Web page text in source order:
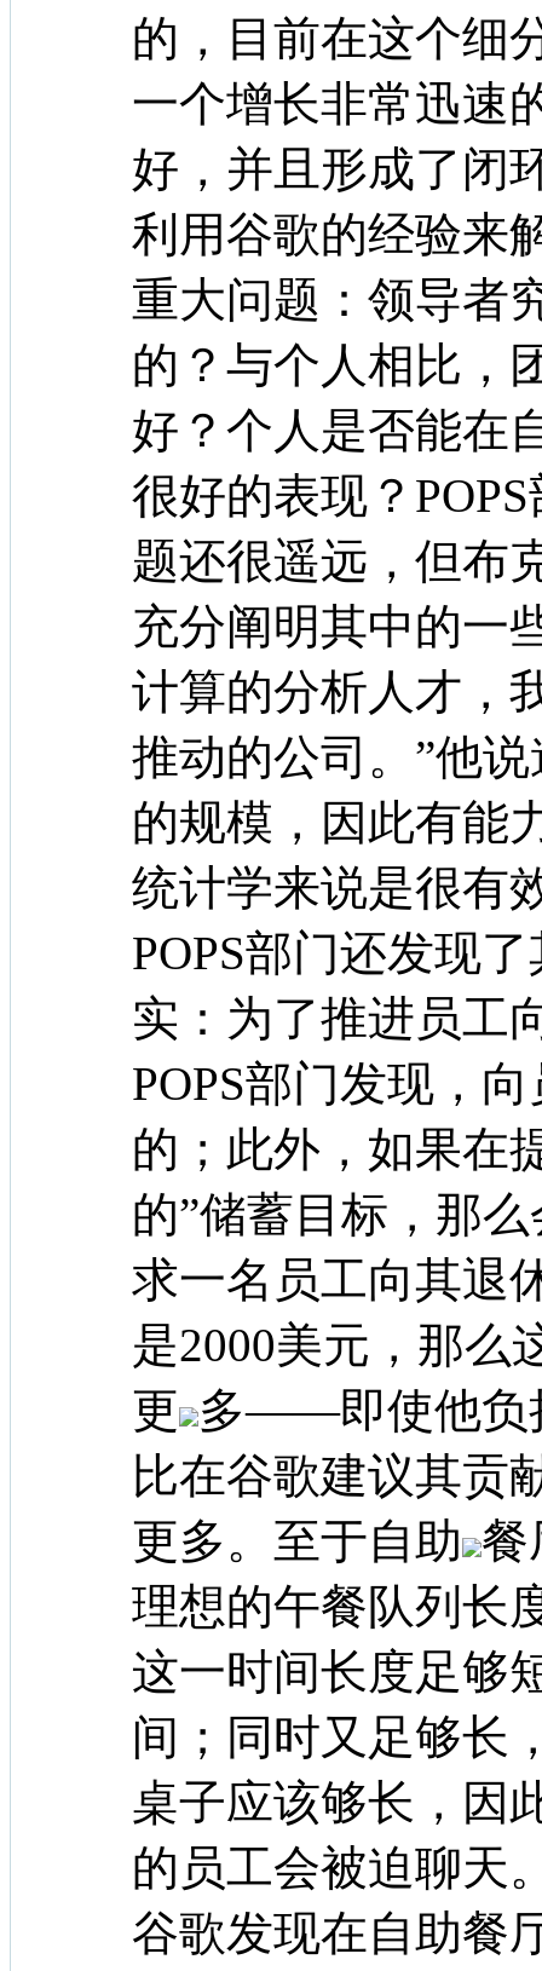
的，目前在这个细
一个增长非常迅速
好，并且形成了闭
利用谷歌的经验来
重大问题：领导者
的？与个人相比，
好？个人是否能在
很好的表现？
题还很遥远，但布
充分阐明其中的一
计算的分析人才，
推动的公司。”他
的规模，因此有能
统计学来说是很有
POPS部门还发现
实：为了推进员工
POPS部门发现，
的；此外，如果在
的”储蓄目标，那
求一名员工向其退
是2000美元，那么
更 多——即使他负
比在谷歌建议其贡
更多。至于自助 餐
理想的午餐队列
这一时间长度足够
间；同时又足够长
桌子应该够长，因
的员工会被迫聊天
谷歌发现在自助餐